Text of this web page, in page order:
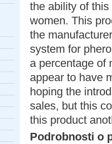
the ability of
women. This
the
system for
a percentage of
appear to have
hoping the
sales, but this
this product
Podrobnosti o